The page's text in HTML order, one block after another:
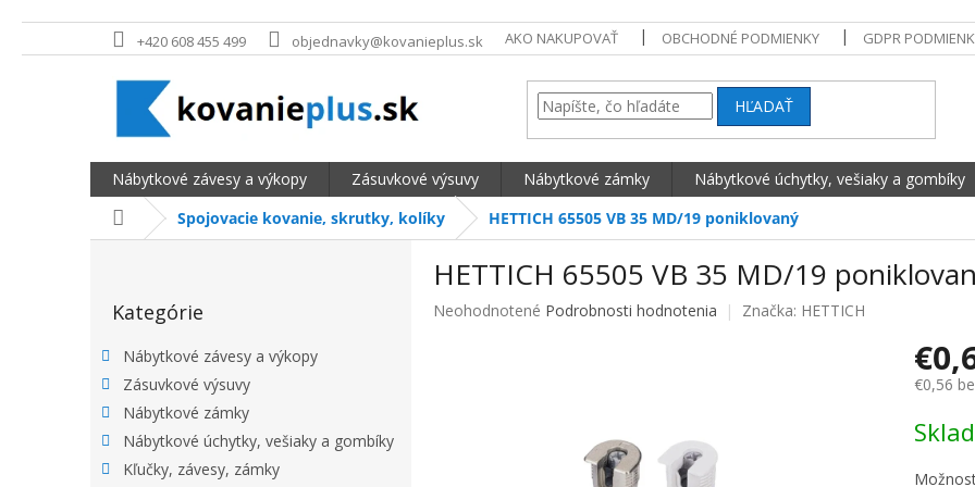
Prejsť na obsah +420 608 455 499 objednavky@kovanieplus.sk AKO NAKUPOVAŤ OBCHODNÉ PODMIENKY GDPR
HĽADAŤ
Nábytkové závesy a výkopy Zásuvkové výsuvy Nábytkové zámky Nábytkové úchytky, vešiaky a gombíky
DomovSpojovacie kovanie, skrutky, kolíky HETTICH 65505 VB 35 MD/19 poniklovaný
BOČNÝ PANEL
Kategórie
Nábytkové závesy a výkopy
Zásuvkové výsuvy
Nábytkové zámky
Nábytkové úchytky, vešiaky a gombíky
Kľučky, závesy, zámky
HETTICH 65505 VB 35 MD/19
Priemerné hodnotenie produktu je 0,0 z 5 hviezdičiek.
Neohodnotené Podrobnosti hodnotenia Značka: HETTICH
€0,56